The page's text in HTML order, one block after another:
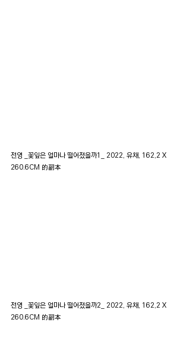
전영 _꽃잎은 얼마나 떨어졌을까1_ 2022, 유채, 162,2 X
260.6CM 的副本
전영 _꽃잎은 얼마나 떨어졌을까2_ 2022, 유채, 162,2 X
260.6CM 的副本